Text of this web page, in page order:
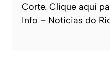
Corte. Clique aqui
Info – Noticias do